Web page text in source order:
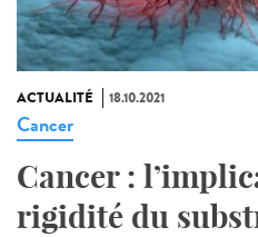
ACTUALITÉ 18.10.2021
Cancer
Cancer :
rigidité du